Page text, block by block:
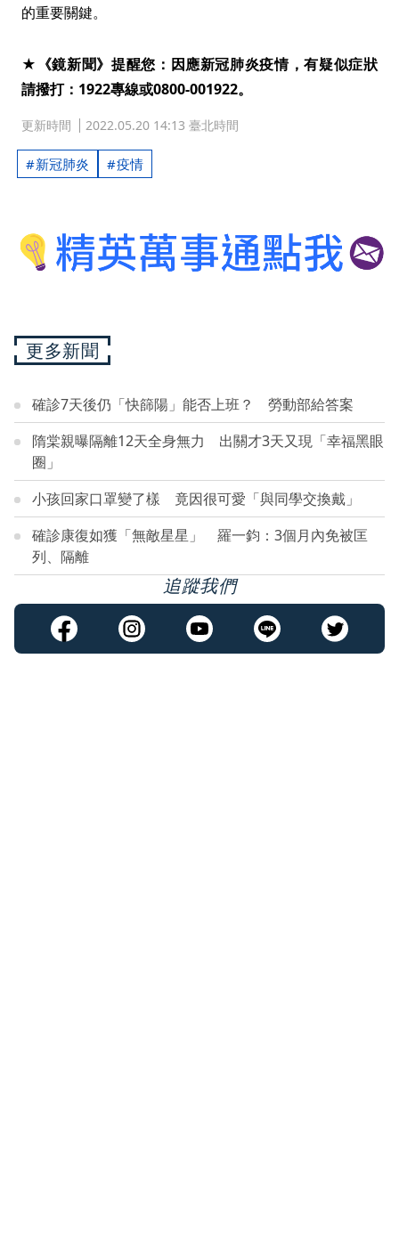
的重要關鍵。
★《鏡新聞》提醒您：因應新冠肺炎疫情，有疑似症狀
請撥打：1922專線或0800-001922。
更新時間 2022.05.20 14:13 臺北時間
新冠肺炎 疫情
更多新聞
確診7天後仍「快篩陽」能否上班？ 勞動部給答案
隋棠親曝隔離12天全身無力 出關才3天又現「幸福黑眼
圈」
小孩回家口罩變了樣 竟因很可愛「與同學交換戴」
確診康復如獲「無敵星星」 羅一鈞：3個月內免被匡
列、隔離
追蹤我們